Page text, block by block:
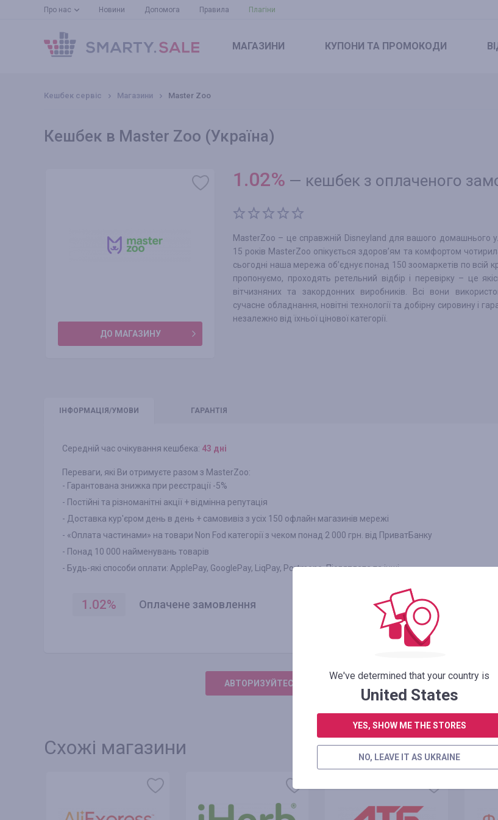
Про нас Новини Допомога Правила Плагіни
МАГАЗИНИ КУПОНИ ТА ПРОМОКОДИ
Кешбек сервіс Магазини Master Zoo
Кешбек в Master Zoo (Україна)
ДО МАГАЗИНУ
1.02% — кешбек з оплаченого
MasterZoo – це справжній Disneyland для вашого домашнього
15 років MasterZoo опікується здоров’ям та комфортом
сьогодні наша мережа об’єднує понад 150 зоомаркетів по всій
пропонуємо, проходять ретельний відбір і перевірку – це
вітчизняних та закордонних виробників. Всі вони
сучасне обладнання, новітні технології та добірну сировину і
незалежно від їхньої цінової категорії.
ІНФО РМАЦІЯ/УМОВИ ГАРАНТІЯ
Середній час очікування кешбека: 43 днi
Переваги, які Ви отримуєте разом з MasterZoo:
- Гарантована знижка при реєстрації -5%
- Постійні та різноманітні акції + відмінна репутація
- Доставка кур'єром день в день + самовивіз з усіх 150 офлайн магазинів мережі
- «Оплата частинами» на товари Non Fod категорії з чеком понад 2 000 грн. від ПриватБанку
- Понад 10 000 найменувань товарів
- Будь-які способи оплати: ApplePay, GooglePay, LiqPay, Portmone, Післяплата та інші
1.02% Оплачене замовлення
АВТОРИЗУЙТЕСЬ, ЩОБ ЗАЛИШИТИ ВІДГУК
Схожі магазини
We've determined that your country is
United States
YES, SHOW ME THE STORES
NO, LEAVE IT AS UKRAINE